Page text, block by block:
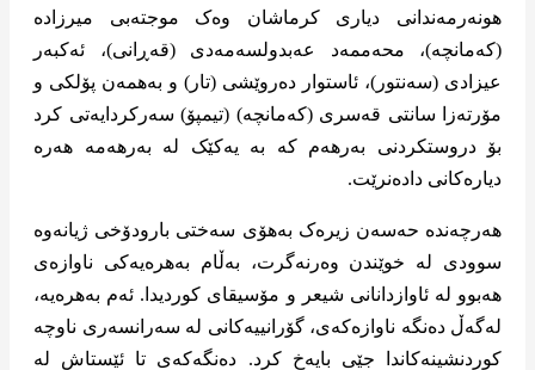
هونەرمەندانی دیاری کرماشان وەک موجتەبی میرزادە
(کەمانچە)، محەممەد عەبدولسەمەدی (قەڕانی)، ئەکبەر
عیزادی (سەنتور)، ئاستوار دەروێشی (تار) و بەهمەن پۆلکی و
مۆرتەزا سانتی قەسری (کەمانچە) (تیمپۆ) سەرکردایەتی کرد
بۆ دروستکردنی بەرهەم کە بە یەکێک لە بەرهەمە هەرە
دیارەکانی دادەنرێت.
هەرچەندە حەسەن زیرەک بەهۆی سەختی بارودۆخی ژیانەوە
سوودی لە خوێندن وەرنەگرت، بەڵام بەهرەیەکی ناوازەی
هەبوو لە ئاوازدانانی شیعر و مۆسیقای کوردیدا. ئەم بەهرەیە،
لەگەڵ دەنگە ناوازەکەی، گۆرانییەکانی لە سەرانسەری ناوچە
کوردنشینەکاندا جێی بایەخ کرد. دەنگەکەی تا ئێستاش لە